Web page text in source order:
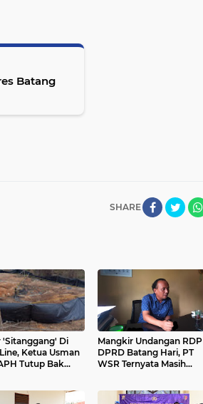
Batang
SHARE
'Sitanggang' Di
Ketua Usman
Tutup Bak
Mangkir Undangan RDP
DPRD Batang Hari, PT
WSR Ternyata Masih